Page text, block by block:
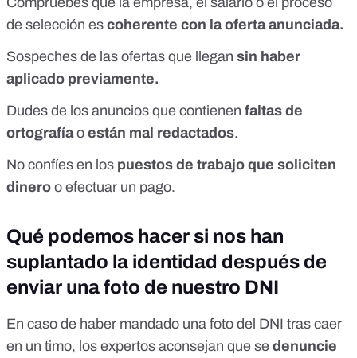
de selección es coherente con la oferta anunciada.
Sospeches de las ofertas que llegan sin haber
aplicado previamente.
Dudes de los anuncios que contienen faltas de
ortografíao están mal redactados.
No confíes en los puestos de trabajo que soliciten
dinero o efectuar un pago.
Qué podemos hacer si nos han
suplantado la identidad después de
enviar una foto de nuestro DNI
En caso de haber mandado una foto del DNI tras caer
en un timo, los expertos aconsejan que se denuncie